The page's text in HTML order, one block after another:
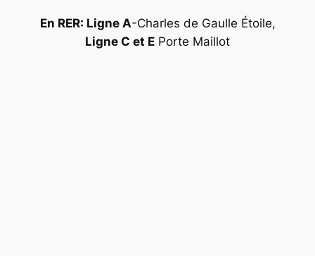
En RER: Ligne A-Charles de Gaulle Étoile,
Ligne C et E Porte Maillot